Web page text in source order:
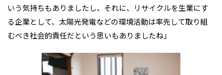
いう気持ちもありましたし、それに、リサイクルを生業にす
る企業として、太陽光発電などの環境活動は率先して取り組
むべき社会的責任だという思いもありましたね」